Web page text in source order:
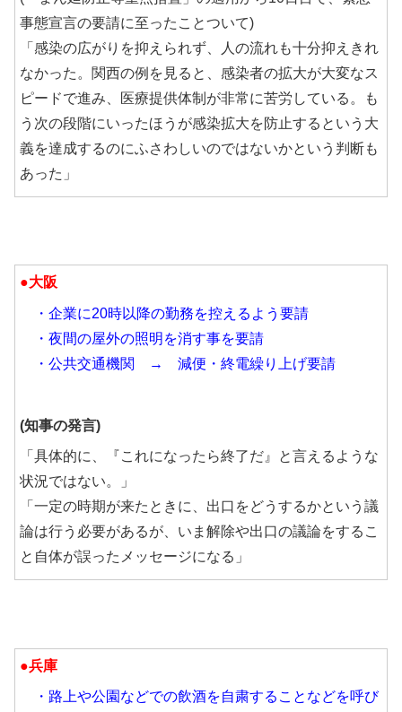
事態宣言の要請に至ったことついて)
「感染の広がりを抑えられず、人の流れも十分抑えきれ
なかった。関西の例を見ると、感染者の拡大が大変なス
ピードで進み、医療提供体制が非常に苦労している。も
う次の段階にいったほうが感染拡大を防止するという大
義を達成するのにふさわしいのではないかという判断も
あった」
●大阪
・企業に20時以降の勤務を控えるよう要請
・夜間の屋外の照明を消す事を要請
・公共交通機関 → 減便・終電繰り上げ要請
(知事の発言)
「具体的に、『これになったら終了だ』と言えるような
状況ではない。」
「一定の時期が来たときに、出口をどうするかという議
論は行う必要があるが、いま解除や出口の議論をするこ
と自体が誤ったメッセージになる」
●兵庫
・路上や公園などでの飲酒を自粛することなどを呼び